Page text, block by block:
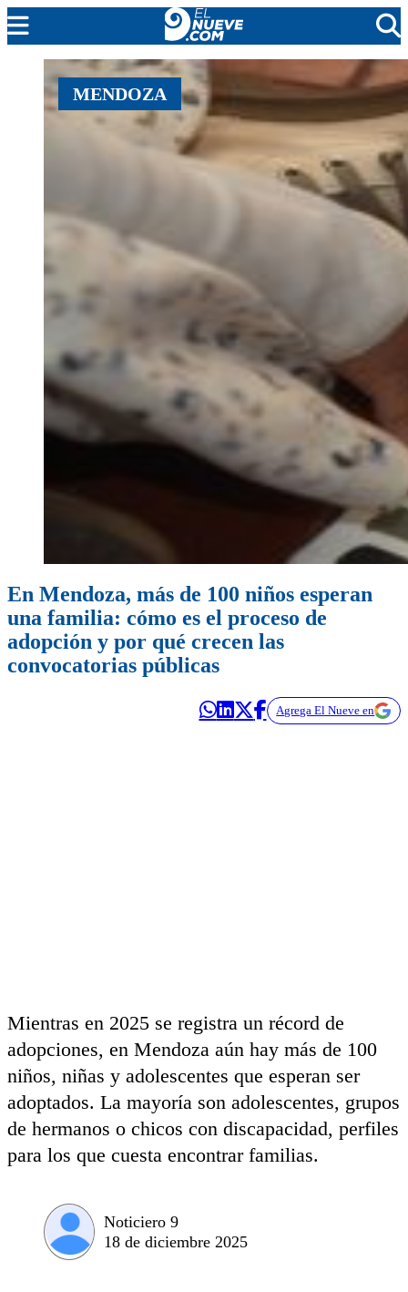
EL NUEVE
SOCIEDAD
MENDOZA
En Mendoza, más de 100 niños esperan
una familia: cómo es el proceso de
adopción y por qué crecen las
convocatorias públicas
Agrega El Nueve en
Mientras en 2025 se registra un récord de
adopciones, en Mendoza aún hay más de 100
niños, niñas y adolescentes que esperan ser
adoptados. La mayoría son adolescentes, grupos
de hermanos o chicos con discapacidad, perfiles
para los que cuesta encontrar familias.
Noticiero 9
18 de diciembre 2025